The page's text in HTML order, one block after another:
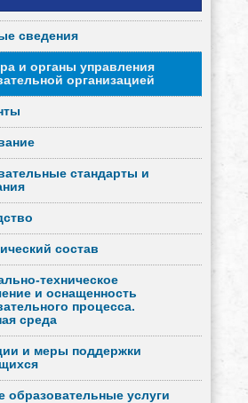
сведения
и органы управления
организацией
стандарты и
состав
техническое
и оснащенность
процесса.
среда
и меры поддержки
образовательные услуги